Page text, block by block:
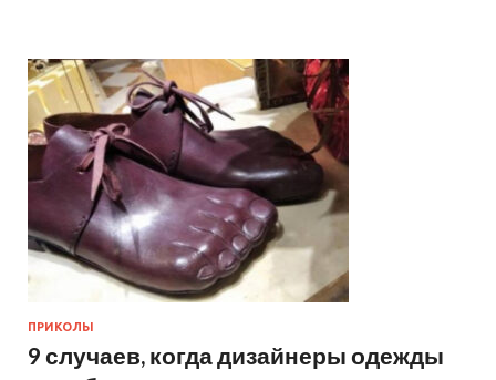
ПРИКОЛЫ
9 случаев, когда дизайнеры одежды